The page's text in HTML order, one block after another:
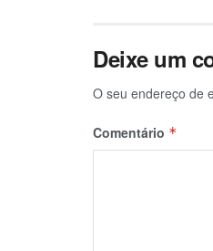
Deixe um
O seu endereço de
Comentário *